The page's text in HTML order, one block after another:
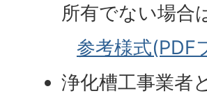
所有でない場合
参考様式(PDF
浄化槽工事業者